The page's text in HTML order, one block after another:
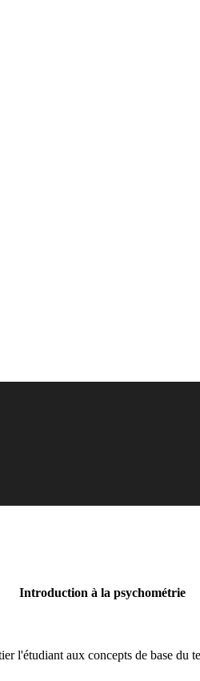
Introduction à la psychométrie
l'étudiant aux concepts de base du